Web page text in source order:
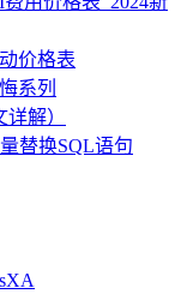
价格表
系列
解）
替换SQL语句